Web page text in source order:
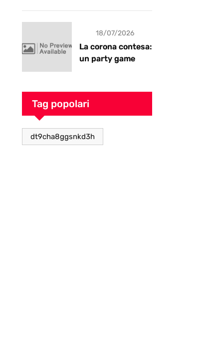
18/07/2026
La corona contesa:
un party game
Tag popolari
dt9cha8ggsnkd3h